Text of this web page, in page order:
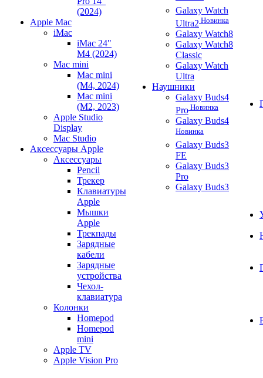
(2024)
Apple Mac
iMac
iMac 24"
M4 (2024)
Mac mini
Mac mini
(M4, 2024)
Mac mini
(M2, 2023)
Apple Studio
Display
Mac Studio
Аксессуары Apple
Аксессуары
Pencil
Трекер
Клавиатуры
Apple
Мышки
Apple
Трекпады
Зарядные
кабели
Зарядные
устройства
Чехол-
клавиатура
Колонки
Homepod
Homepod
mini
Apple TV
Apple Vision Pro
Galaxy Watch
Ultra2 Новинка
Galaxy Watch8
Galaxy Watch8
Classic
Galaxy Watch
Ultra
Наушники
Galaxy Buds4
Pro Новинка
Galaxy Buds4
Новинка
Galaxy Buds3
FE
Galaxy Buds3
Pro
Galaxy Buds3